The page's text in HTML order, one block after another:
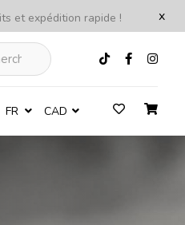
x
et expédition rapide !
FR CAD